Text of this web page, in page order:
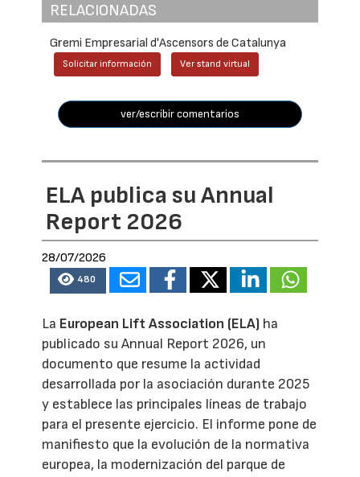
RELACIONADAS
Gremi Empresarial d'Ascensors de Catalunya
Solicitar información Ver stand virtual
ver/escribir comentarios
ELA publica su Annual
Report 2026
28/07/2026
480
La European Lift Association (ELA) ha
publicado su Annual Report 2026, un
documento que resume la actividad
desarrollada por la asociación durante 2025
y establece las principales líneas de trabajo
para el presente ejercicio. El informe pone de
manifiesto que la evolución de la normativa
europea, la modernización del parque de